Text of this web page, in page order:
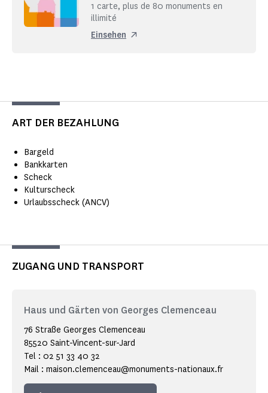
1 carte, plus de 80 monuments en
illimité
Einsehen
ART DER BEZAHLUNG
Bargeld
Bankkarten
Scheck
Kulturscheck
Urlaubsscheck (ANCV)
ZUGANG UND TRANSPORT
Haus und Gärten von Georges Clemenceau
76 Straße Georges Clemenceau
85520 Saint-Vincent-sur-Jard
Tel : 02 51 33 40 32
Mail : maison.clemenceau@monuments-nationaux.fr